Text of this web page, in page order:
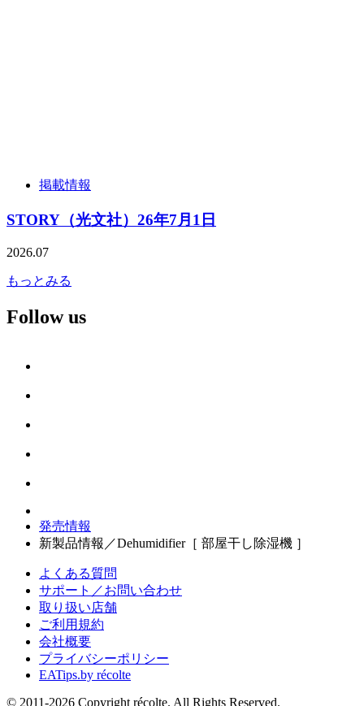
掲載情報
STORY（光文社）26年7月1日
2026.07
もっとみる
Follow us
発売情報
新製品情報／Dehumidifier［ 部屋干し除湿機 ］
よくある質問
サポート／お問い合わせ
取り扱い店舗
ご利用規約
会社概要
プライバシーポリシー
EATips.by récolte
© 2011-2026 Copyright récolte. All Rights Reserved.